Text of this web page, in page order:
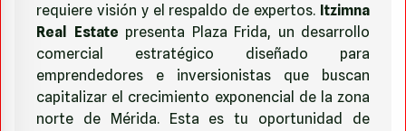
requiere visión y el respaldo de expertos. Itzimna
Real Estate presenta Plaza Frida, un desarrollo
comercial estratégico diseñado para
emprendedores e inversionistas que buscan
capitalizar el crecimiento exponencial de la zona
norte de Mérida. Esta es tu oportunidad de